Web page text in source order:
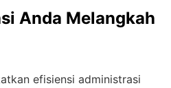
Anda Melangkah
efisiensi administrasi